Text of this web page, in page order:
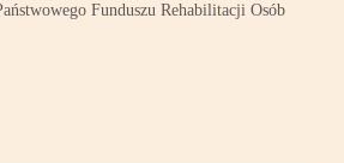
Funduszu Rehabilitacji Osób